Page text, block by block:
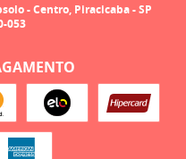
-Centro, Piracicaba-SP
053